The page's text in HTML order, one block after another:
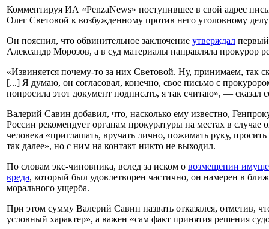
Комментируя ИА «PenzaNews» поступившее в свой адрес
Олег Световой к возбужденному против него уголовному
Он пояснил, что обвинительное заключение утверждал первый
Александр Морозов, а в суд материалы направляла прокурор
«Извиняется почему-то за них Световой. Ну, принимаем, так
[...] Я думаю, он согласовал, конечно, свое письмо с
попросила этот документ подписать, я так считаю», — сказал
Валерий Савин добавил, что, насколько ему известно,
России рекомендует органам прокуратуры на местах в случае
человека «приглашать, вручать лично, пожимать руку,
так далее», но с ним на контакт никто не выходил.
По словам экс-чиновника, вслед за иском о возмещении
вреда, который был удовлетворен частично, он намерен в
морального ущерба.
При этом сумму Валерий Савин назвать отказался, отметив,
условный характер», а важен «сам факт принятия решения